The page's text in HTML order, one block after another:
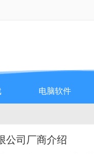
电脑软件
公司厂商介绍